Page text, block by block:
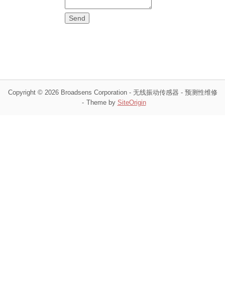
Copyright © 2026 Broadsens Corporation - 无线振动传感器 - 预测性维修
Theme by SiteOrigin